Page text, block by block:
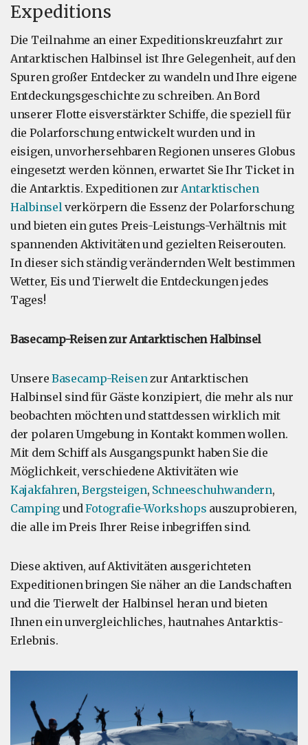
Expeditions
Die Teilnahme an einer Expeditionskreuzfahrt zur
Antarktischen Halbinsel ist Ihre Gelegenheit, auf den
Spuren großer Entdecker zu wandeln und Ihre eigene
Entdeckungsgeschichte zu schreiben. An Bord
unserer Flotte eisverstärkter Schiffe, die speziell für
die Polarforschung entwickelt wurden und in
eisigen, unvorhersehbaren Regionen unseres Globus
eingesetzt werden können, erwartet Sie Ihr Ticket in
die Antarktis. Expeditionen zurAntarktischen
Halbinselverkörpern die Essenz der Polarforschung
und bieten ein gutes Preis-Leistungs-Verhältnis mit
spannenden Aktivitäten und gezielten Reiserouten.
In dieser sich ständig verändernden Welt bestimmen
Wetter, Eis und Tierwelt die Entdeckungen jedes
Tages!
Basecamp-Reisen zur Antarktischen Halbinsel
Unsere Basecamp-Reisenzur Antarktischen
Halbinsel sind für Gäste konzipiert, die mehr als nur
beobachten möchten und stattdessen wirklich mit
der polaren Umgebung in Kontakt kommen wollen.
Mit dem Schiff als Ausgangspunkt haben Sie die
Möglichkeit, verschiedene Aktivitäten wie
Kajakfahren,Bergsteigen, Schneeschuhwandern,
CampingundFotografie-Workshops auszuprobieren,
die alle im Preis Ihrer Reise inbegriffen sind.
Diese aktiven, auf Aktivitäten ausgerichteten
Expeditionen bringen Sie näher an die Landschaften
und die Tierwelt der Halbinsel heran und bieten
Ihnen ein unvergleichliches, hautnahes Antarktis-
Erlebnis.